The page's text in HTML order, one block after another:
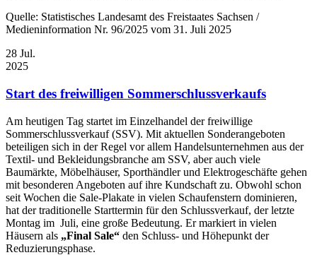
Quelle: Statistisches Landesamt des Freistaates Sachsen /
Medieninformation Nr. 96/2025 vom 31. Juli 2025
28 Jul.
2025
Start des freiwilligen Sommerschlussverkaufs
Am heutigen Tag startet im Einzelhandel der freiwillige
Sommerschlussverkauf (SSV). Mit aktuellen Sonderangeboten
beteiligen sich in der Regel vor allem Handelsunternehmen aus der
Textil- und Bekleidungsbranche am SSV, aber auch viele
Baumärkte, Möbelhäuser, Sporthändler und Elektrogeschäfte gehen
mit besonderen Angeboten auf ihre Kundschaft zu. Obwohl schon
seit Wochen die Sale-Plakate in vielen Schaufenstern dominieren,
hat der traditionelle Starttermin für den Schlussverkauf, der letzte
Montag im Juli, eine große Bedeutung. Er markiert in vielen
Häusern als „Final Sale“ den Schluss- und Höhepunkt der
Reduzierungsphase.